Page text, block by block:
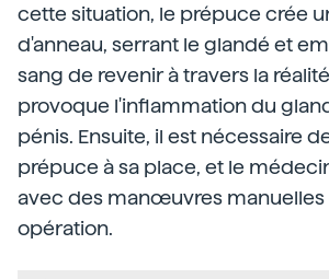
cette situation, le prépuce crée
d'anneau, serrant le glandé et
sang de revenir à travers la
provoque l'inflammation du
pénis. Ensuite, il est nécessaire
prépuce à sa place, et le
avec des manœuvres manuelles
opération.